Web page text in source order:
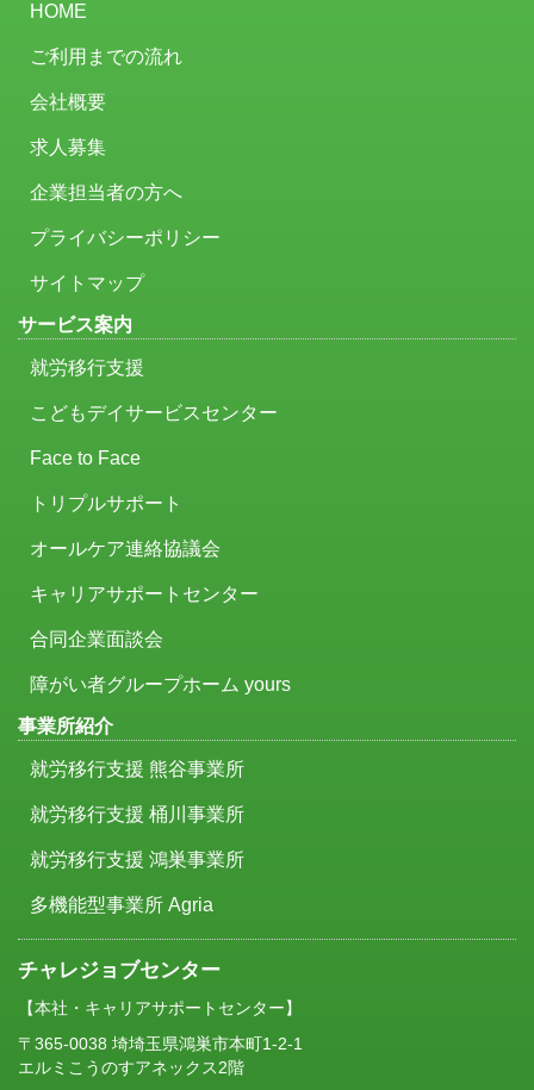
HOME
ご利用までの流れ
会社概要
求人募集
企業担当者の方へ
プライバシーポリシー
サイトマップ
サービス案内
就労移行支援
こどもデイサービスセンター
Face to Face
トリプルサポート
オールケア連絡協議会
キャリアサポートセンター
合同企業面談会
障がい者グループホーム yours
事業所紹介
就労移行支援 熊谷事業所
就労移行支援 桶川事業所
就労移行支援 鴻巣事業所
多機能型事業所 Agria
チャレジョブセンター
【本社・キャリアサポートセンター】
〒365-0038 埼埼玉県鴻巣市本町1-2-1
エルミこうのすアネックス2階